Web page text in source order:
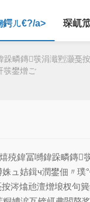
鍔ㄦ€?/a> 琛屼
疄鏄彂涓濈煭灏戞
彂鐢熷ご
鍏冨嚩鍏跺疄鏄
ュ姞鍓ч潤鐢佃〃
涔熻兘澶熷埌杈句